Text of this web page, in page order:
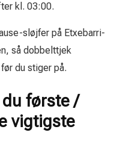
kl. 03:00.
sløjfer på Etxebarri-
så dobbelttjek
du stiger på.
første /
vigtigste